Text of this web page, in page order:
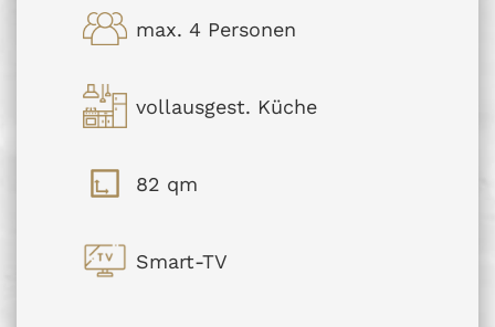
max. 4 Personen
vollausgest. Küche
82 qm
Smart-TV